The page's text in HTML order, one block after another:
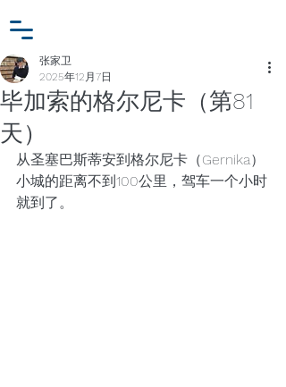
毕加索的格尔尼卡（第81
天）
张家卫
2025年12月7日
从圣塞巴斯蒂安到格尔尼卡（Gernika）
小城的距离不到100公里，驾车一个小时
就到了。